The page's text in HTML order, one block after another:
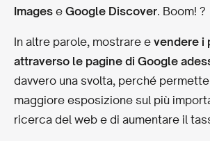
Images e Google Discover. Boom! ?
In altre parole, mostrare e vendere i
attraverso le pagine di Google
davvero una svolta, perché
maggiore esposizione sul più
ricerca del web e di aumentare il